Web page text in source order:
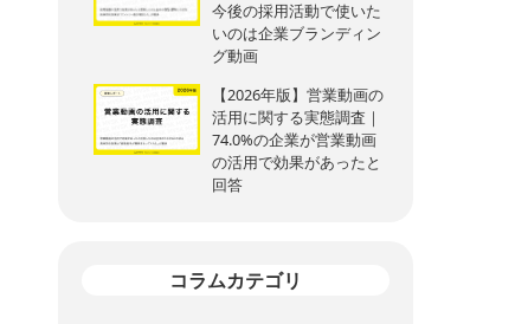
今後の採用活動で使いた
いのは企業ブランディン
グ動画
【2026年版】営業動画の
活用に関する実態調査｜
74.0%の企業が営業動画
の活用で効果があったと
回答
コラムカテゴリ